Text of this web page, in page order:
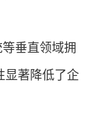
垂直领域拥
显著降低了企